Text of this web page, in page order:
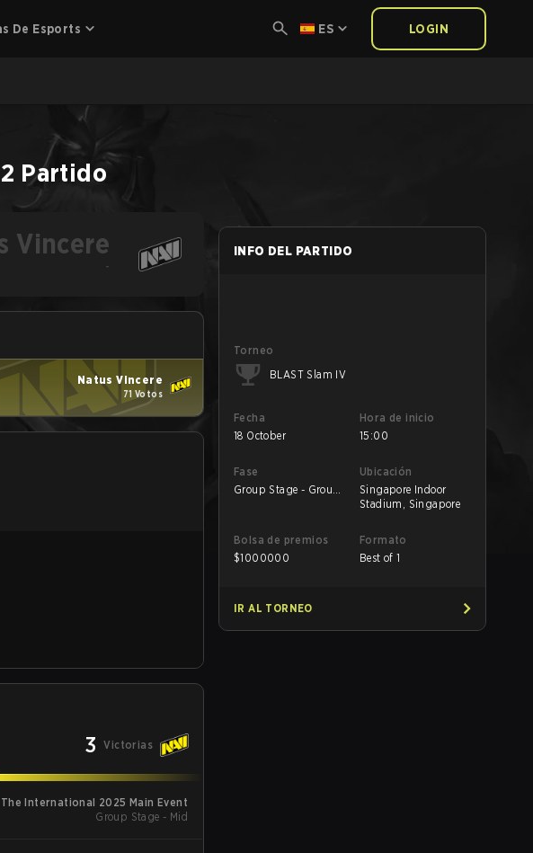
De Esports ES LOGIN
Partido
Vincere
-
Natus Vincere
71 Votos
3 Victorias
The International 2025 Main Event
Group Stage - Mid
INFO DEL PARTIDO
Torneo
BLAST Slam IV
Fecha
18 October
Hora de inicio
15:00
Fase
Group Stage - Group
Ubicación
Singapore Indoor
Stadium, Singapore
Bolsa de premios
$1000000
Formato
Best of 1
IR AL TORNEO